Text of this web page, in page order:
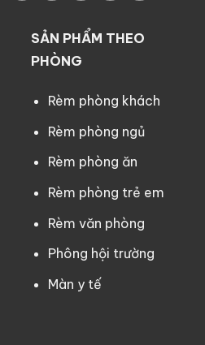
SẢN PHẨM THEO
PHÒNG
Rèm phòng khách
Rèm phòng ngủ
Rèm phòng ăn
Rèm phòng trẻ em
Rèm văn phòng
Phông hội trường
Màn y tế